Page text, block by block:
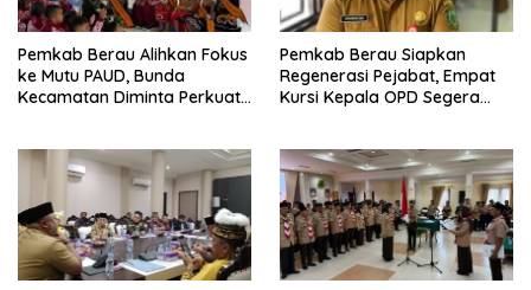
Pemkab Berau Alihkan Fokus
ke Mutu PAUD, Bunda
Kecamatan Diminta Perkuat
Pemkab Berau Siapkan
Regenerasi Pejabat, Empat
Kursi Kepala OPD Segera